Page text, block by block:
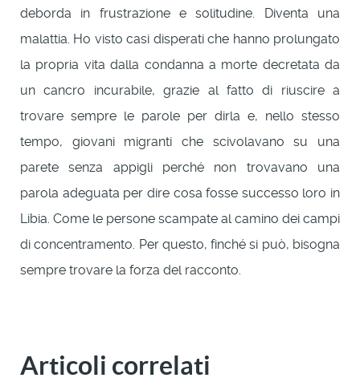
deborda in frustrazione e solitudine. Diventa una
malattia. Ho visto casi disperati che hanno prolungato
la propria vita dalla condanna a morte decretata da
un cancro incurabile, grazie al fatto di riuscire a
trovare sempre le parole per dirla e, nello stesso
tempo, giovani migranti che scivolavano su una
parete senza appigli perché non trovavano una
parola adeguata per dire cosa fosse successo loro in
Libia. Come le persone scampate al camino dei campi
di concentramento. Per questo, finché si può, bisogna
sempre trovare la forza del racconto.
Articoli correlati